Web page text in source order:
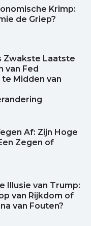
Krimp:
de Griep?
Zwakste Laatste
van Fed
Midden van
Af: Zijn Hoge
Zegen of
Illusie van Trump:
van Rijkdom of
van Fouten?